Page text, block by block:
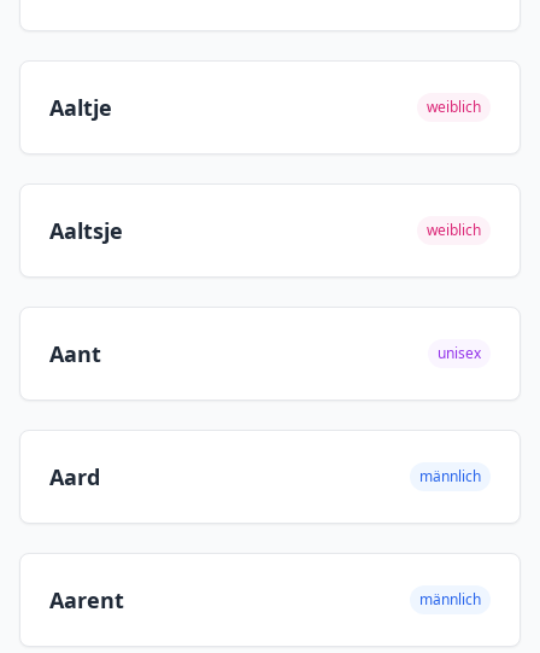
Aaltje weiblich
Aaltsje weiblich
Aant unisex
Aard männlich
Aarent männlich